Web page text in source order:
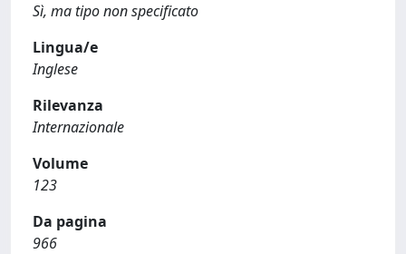
Sì, ma tipo non specificato
Lingua/e
Inglese
Rilevanza
Internazionale
Volume
123
Da pagina
966